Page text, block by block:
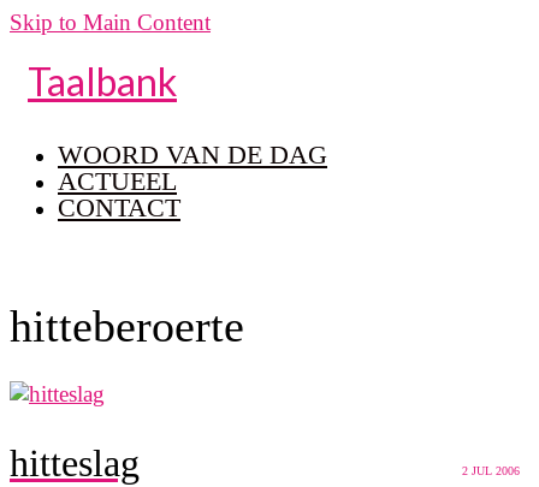
Skip to Main Content
Taalbank
WOORD VAN DE DAG
ACTUEEL
CONTACT
hitteberoerte
2 JUL 2006
hitteslag